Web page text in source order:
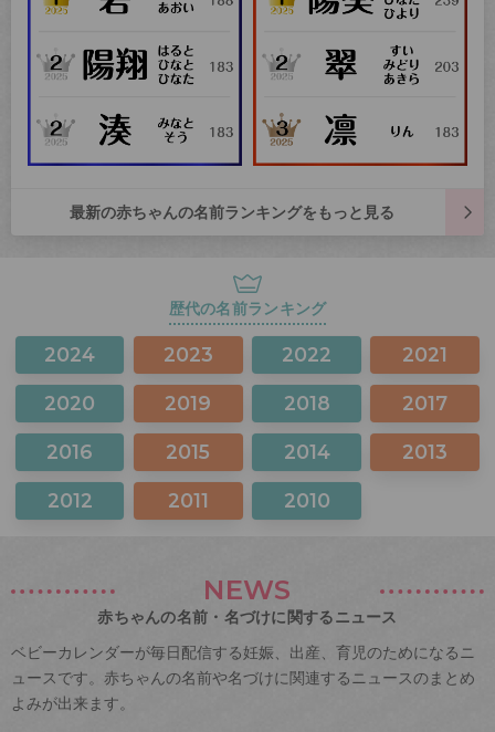
最新の赤ちゃんの名前ランキングをもっと見る
歴代の名前ランキング
2024 2023 2022 2021
2020 2019 2018 2017
2016 2015 2014 2013
2012 2011 2010
NEWS
赤ちゃんの名前・名づけに関するニュース
ベビーカレンダーが毎日配信する妊娠、出産、育児のためになるニ
ュースです。赤ちゃんの名前や名づけに関連するニュースのまとめ
よみが出来ます。